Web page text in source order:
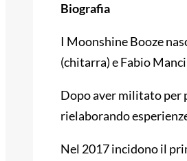
Biografia
I Moonshine Booze
(chitarra) e Fabio
Dopo aver militato per
rielaborando
Nel 2017 incidono il